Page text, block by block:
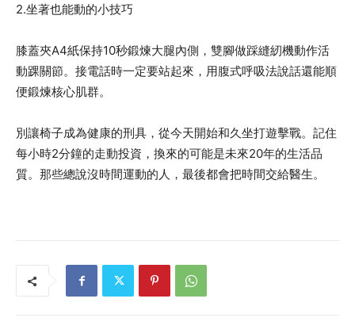
2.坐著也能動的小技巧
膝蓋夾A4紙保持10秒鍛煉大腿內側，雙腳做踩縫紉機動作活
動踝關節。接電話時一定要站起來，用腹式呼吸法說話還能順
便鍛煉核心肌群。
別讓椅子成為健康的刑具，從今天開始和久坐打遊擊戰。記住
每小時2分鐘的走動投資，換來的可能是未來20年的生活品
質。那些總說沒時間運動的人，最後都會把時間交給醫生。